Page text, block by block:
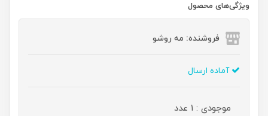
ویژگی‌های محصول
فروشنده: مه رو‌شو
آماده ارسال
موجودی : 1 عدد